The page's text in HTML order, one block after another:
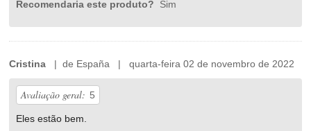
Recomendaria este produto? Sim
Cristina | de España | quarta-feira 02 de novembro de 2022
Avaliação geral: 5
Eles estão bem.